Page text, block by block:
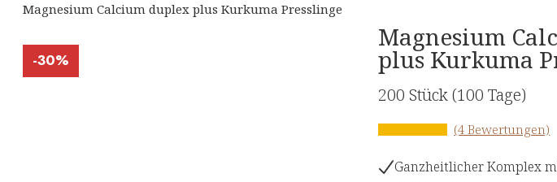
Magnesium Calcium duplex plus Kurkuma Presslinge
-30%
Magnesium
plus Kurkuma
200 Stück(100 Tage)
(4 Bewertungen)
Ganzheitlicher Komplex